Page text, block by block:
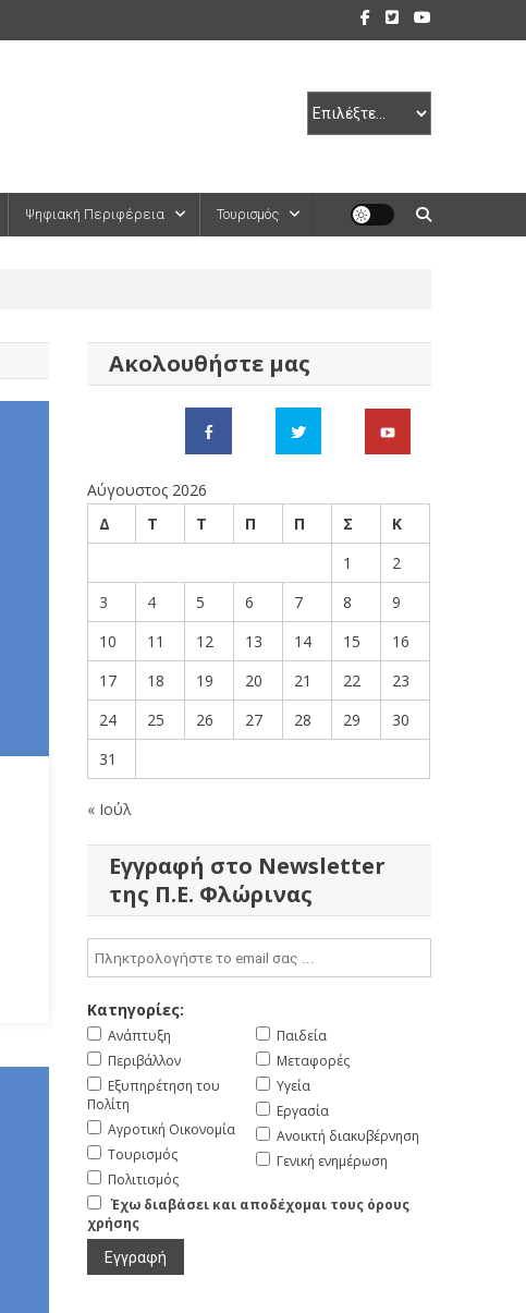
Ψηφιακή Περιφέρεια Τουρισμός
Ακολουθήστε μας
Αύγουστος 2026
Δ
Τ Τ Π Π Σ
Κ
1
2
3
4 5 6 7 8
9
10
11 12 13 14 15
16
17
18 19 20 21 22
23
24
25 26 27 28 29
30
31
« Ιούλ
Εγγραφή στο Newsletter
της Π.Ε. Φλώρινας
Κατηγορίες:
Ανάπτυξη
Περιβάλλον
Εξυπηρέτηση του
Πολίτη
Αγροτική Οικονομία
Τουρισμός
Πολιτισμός
Παιδεία
Μεταφορές
Υγεία
Εργασία
Ανοικτή διακυβέρνηση
Γενική ενημέρωση
Έχω διαβάσει και αποδέχομαι τους όρους
χρήσης